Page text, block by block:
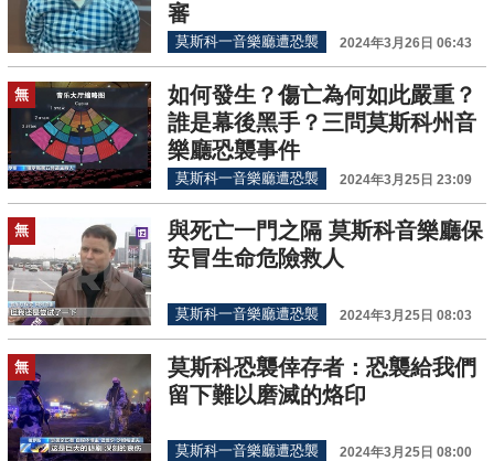
審
莫斯科一音樂廳遭恐襲 2024年3月26日 06:43
無
如何發生？傷亡為何如此嚴重？
誰是幕後黑手？三問莫斯科州音
樂廳恐襲事件
莫斯科一音樂廳遭恐襲 2024年3月25日 23:09
無
與死亡一門之隔 莫斯科音樂廳保
安冒生命危險救人
莫斯科一音樂廳遭恐襲 2024年3月25日 08:03
無
莫斯科恐襲倖存者：恐襲給我們
留下難以磨滅的烙印
莫斯科一音樂廳遭恐襲 2024年3月25日 08:00